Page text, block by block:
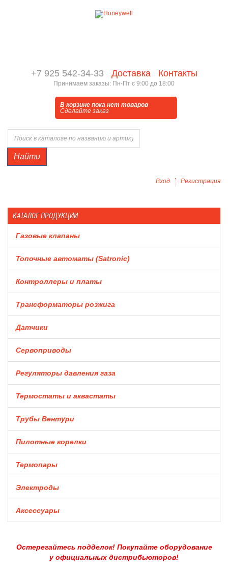
+7 925 542-34-33 Доставка Контакты
Принимаем заказы: Пн-Пт с 9:00 до 18:00
В корзине пока нет товаров
Сделайте заказ
Найти
Вход Регистрация
КАТАЛОГ ПРОДУКЦИИ
Газовые клапаны
Топочные автоматы (Satronic)
Контроллеры и платы
Трансформаторы розжига
Датчики
Сервоприводы
Регуляторы давления газа
Термостаты и аквастаты
Трубы Вентури
Пилотные горелки
Термопары
Электроды
Аксессуары
Остерегайтесь подделок! Покупайте оборудование
у официальных дистрибьюторов!